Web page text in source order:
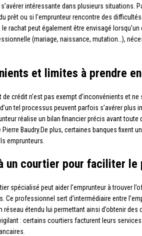
intéressante dans plusieurs situations.
prêt ou si l’emprunteur rencontre des
rachat peut également être envisagé
(mariage, naissance, mutation…),
et limites à prendre
de crédit n’est pas exempt d’inconvénients et
tel processus peuvent parfois s’avérer
réalise un bilan financier précis avant toute
Baudry.De plus, certaines banques fixent
emprunteurs.
un courtier pour faciliter le
spécialisé peut aider l’emprunteur à trouver
Ce professionnel sert d’intermédiaire entre
réseau étendu lui permettant ainsi d’obtenir
: certains courtiers facturent leurs